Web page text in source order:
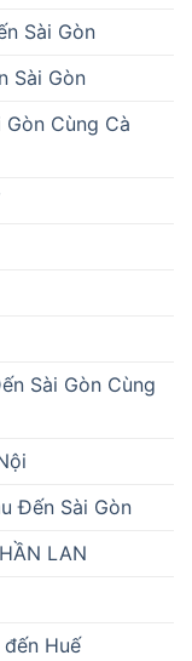
Sài Gòn
Sài Gòn
Cùng Cà
Sài Gòn Cùng
Đến Sài Gòn
LAN
Huế